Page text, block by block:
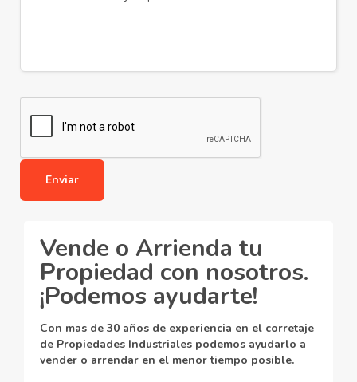
Vende o Arrienda tu
Propiedad con nosotros.
¡Podemos ayudarte!
Con mas de 30 años de experiencia en el corretaje
de Propiedades Industriales podemos ayudarlo a
vender o arrendar en el menor tiempo posible.